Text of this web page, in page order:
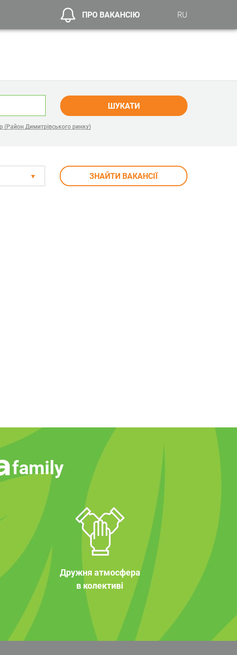
ПРО ВАКАНСІЮ RU
ШУКАТИ
(Район Димитрівського ринку)
ЗНАЙТИ ВАКАНСІЇ
family
Дружня атмосфера
в колективі